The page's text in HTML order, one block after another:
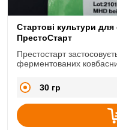
Стартові культури
ПрестоСтарт
Престостарт
ферментованих
30 гр